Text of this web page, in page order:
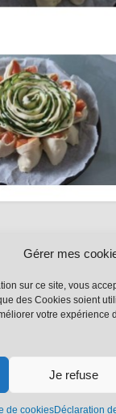
Gérer mes
sur ce site, vous
des Cookies soient
votre expérience
Je refuse
de cookiesDéclaration